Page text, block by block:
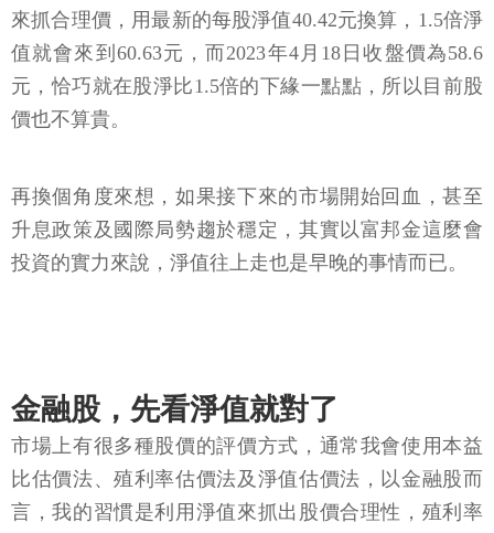
來抓合理價，用最新的每股淨值40.42元換算，1.5倍淨
值就會來到60.63元，而2023年4月18日收盤價為58.6
元，恰巧就在股淨比1.5倍的下緣一點點，所以目前股
價也不算貴。
再換個角度來想，如果接下來的市場開始回血，甚至
升息政策及國際局勢趨於穩定，其實以富邦金這麼會
投資的實力來說，淨值往上走也是早晚的事情而已。
金融股，先看淨值就對了
市場上有很多種股價的評價方式，通常我會使用本益
比估價法、殖利率估價法及淨值估價法，以金融股而
言，我的習慣是利用淨值來抓出股價合理性，殖利率